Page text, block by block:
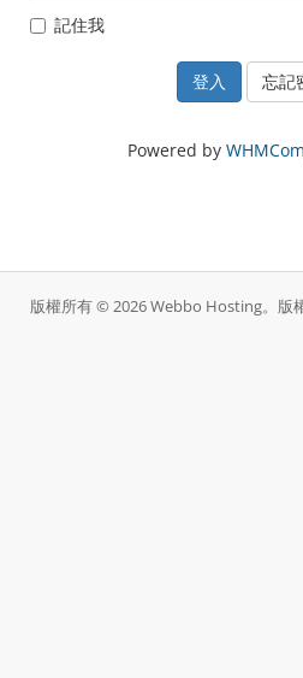
記住我
忘記
Powered by
版權所有 © 2026 Webbo Hosting。版